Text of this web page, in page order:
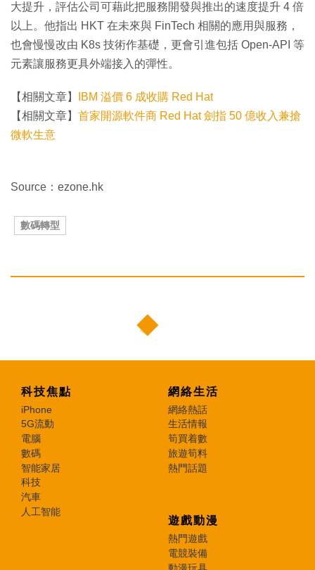
大提升，評估公司可藉此把服務開發與推出的速度提升 4 倍
以上。他指出 HKT 在未來與 FinTech 相關的應用與服務，
也會慢慢改由 K8s 技術作基礎，更會引進包括 Open-API 等
元素讓服務更具外端接入的彈性。
【相關文章】
IBM 溢價 6 成收購 Red Hat
【相關文章】 首家開源軟件商 Red Hat 劍指 50 億收入兼搶
微軟生意
Source：ezone.hk
數碼轉型
科技焦點
iPhone
5G流動
電腦
數碼
智能家居
科技
汽車
人工智能
網絡生活
網絡熱話
生活情報
筍買着數
旅遊筍料
熱門話題
遊戲動漫
熱門遊戲
電競裝備
動漫玩具